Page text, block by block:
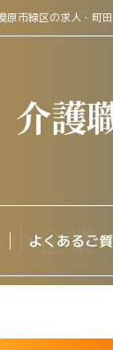
市緑区の求人・町
介護
よくあるご